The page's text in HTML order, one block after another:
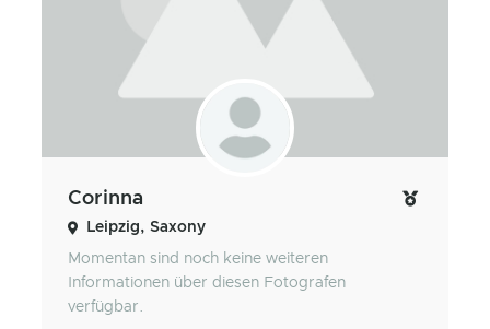
Corinna
Leipzig, Saxony
Momentan sind noch keine weiteren
Informationen über diesen Fotografen
verfügbar.